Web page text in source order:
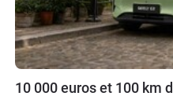
10 000 euros et 100 km